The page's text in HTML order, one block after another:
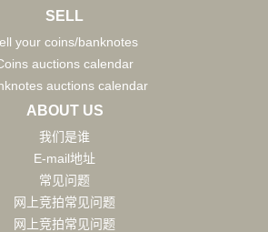
SELL
your coins/banknotes
auctions calendar
auctions calendar
ABOUT US
我们是谁
E-mail地址
常见问题
网上竞拍常见问题
网上竞拍常见问题